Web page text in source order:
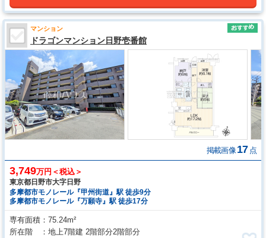
マンション
ドラゴンマンション日野壱番館
掲載画像 17 点
3,749万円＜税込＞
東京都日野市大字日野
多摩都市モノレール『甲州街道』駅 徒歩9分
多摩都市モノレール『万願寺』駅 徒歩17分
専有面積
75.24m²
所在階
地上7階建 2階部分2階部分